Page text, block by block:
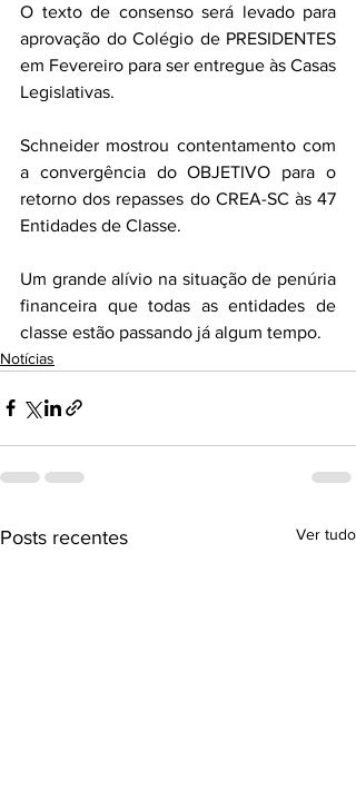
O texto de consenso será levado para
aprovação do Colégio de PRESIDENTES
em Fevereiro para ser entregue às Casas
Legislativas.
Schneider mostrou contentamento com
a convergência do OBJETIVO para o
retorno dos repasses do CREA-SC às 47
Entidades de Classe.
Um grande alívio na situação de penúria
financeira que todas as entidades de
classe estão passando já algum tempo.
Notícias
Posts recentes Ver tudo